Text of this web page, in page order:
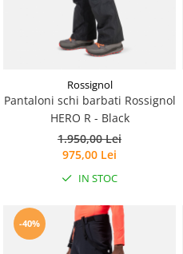
Sosete
Geci ski copii
Pantaloni ski
Caciuli
Sosete
Rossignol
Pantaloni schi barbati Rossignol
HERO R - Black
1.950,00 Lei
975,00 Lei
IN STOC
-40%